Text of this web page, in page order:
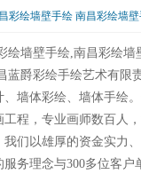
彩绘墙壁手绘 南昌彩绘墙壁
绘墙壁手绘,南昌彩绘墙
蓝爵彩绘手绘艺术有限
墙体彩绘、墙体手绘
程，专业画师数百人
我们以雄厚的资金实力
务理念与300多位客户